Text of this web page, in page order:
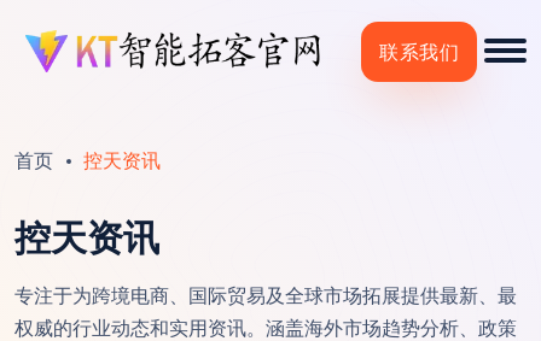
联系我们
首页 控天资讯
控天资讯
专注于为跨境电商、国际贸易及全球市场拓展提供最新、最
权威的行业动态和实用资讯。涵盖海外市场趋势分析、政策